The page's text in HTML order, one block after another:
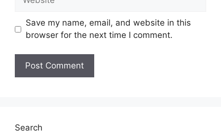
Save my name, email, and website in this
browser for the next time I comment.
Search